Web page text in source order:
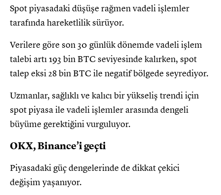
Spot piyasadaki düşüşe rağmen vadeli işlemler
tarafında hareketlilik sürüyor.
Verilere göre son 30 günlük dönemde vadeli işlem
talebi artı 193 bin BTC seviyesinde kalırken, spot
talep eksi 28 bin BTC ile negatif bölgede seyrediyor.
Uzmanlar, sağlıklı ve kalıcı bir yükseliş trendi için
spot piyasa ile vadeli işlemler arasında dengeli
büyüme gerektiğini vurguluyor.
OKX, Binance’i geçti
Piyasadaki güç dengelerinde de dikkat çekici
değişim yaşanıyor.